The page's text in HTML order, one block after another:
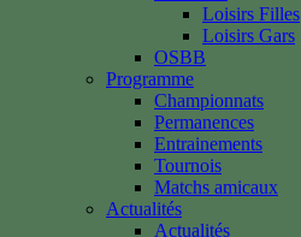
Loisirs Filles
Loisirs Gars
OSBB
Programme
Championnats
Permanences
Entrainements
Tournois
Matchs amicaux
Actualités
Actualités